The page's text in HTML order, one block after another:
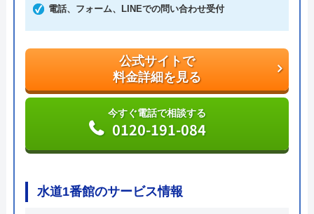
す。
公式サイトで
料金詳細を見る
今すぐ電話で相談する
0138-86-5828
クラフィットの基本情報
電話、フォーム、LINEでの問い合わせ受付
公式サイトで
料金詳細を見る
今すぐ電話で相談する
0120-191-084
水道1番館のサービス情報